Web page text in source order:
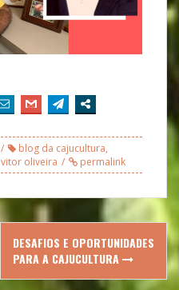
blog da cajucultura,
vitor oliveira permalink
DESAFIOS E OPORTUNIDADES
PARA A CAJUCULTURA